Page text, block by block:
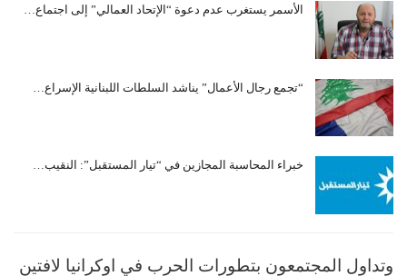
الأسمر يستغرب عدم دعوة “الإتحاد العمالي” إلى اجتماع…
“تجمع رجال الأعمال” يناشد السلطات اللبنانية الإسراع…
خبراء المحاسبة المجازين في “تيار المستقبل”: النقيب…
وتداول المجتمعون بتطورات الحرب في اوكرانيا لافتين